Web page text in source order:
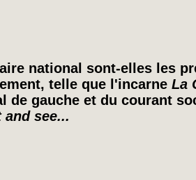
national sont-elles les
telle que l'incarne La
de gauche et du courant
and see...